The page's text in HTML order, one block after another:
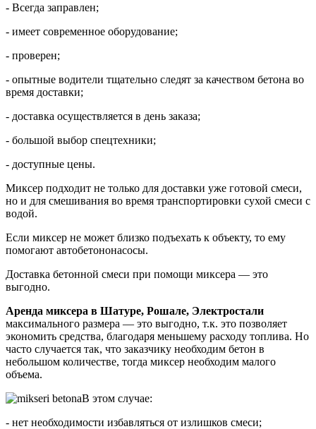
- Всегда заправлен;
- имеет современное оборудование;
- проверен;
- опытные водители тщательно следят за качеством бетона во
время доставки;
- доставка осуществляется в день заказа;
- большой выбор спецтехники;
- доступные цены.
Миксер подходит не только для доставки уже готовой смеси,
но и для смешивания во время транспортировки сухой смеси с
водой.
Если миксер не может близко подъехать к объекту, то ему
помогают автобетононасосы.
Доставка бетонной смеси при помощи миксера — это
выгодно.
Аренда миксера в Шатуре, Рошале, Электростали
максимального размера — это выгодно, т.к. это позволяет
экономить средства, благодаря меньшему расходу топлива. Но
часто случается так, что заказчику необходим бетон в
небольшом количестве, тогда миксер необходим малого
объема.
В этом случае:
- нет необходимости избавляться от излишков смеси;